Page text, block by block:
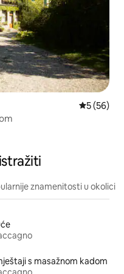
Prosječna
5 (56)
znamenitosti u okolici
s masažnom kadom